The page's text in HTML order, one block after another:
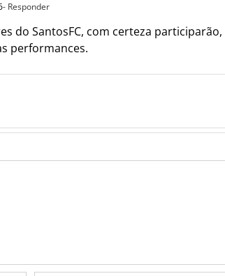
- Responder
do SantosFC, com certeza
performances.